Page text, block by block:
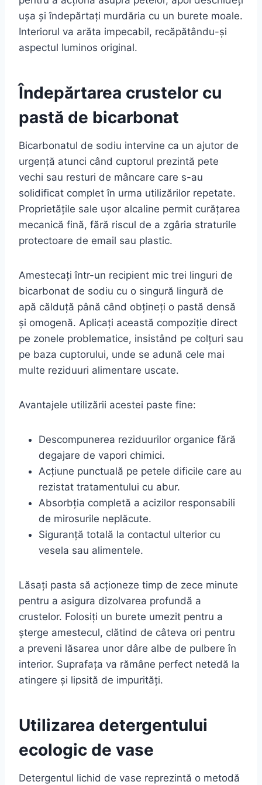
ușa și îndepărtați murdăria cu un burete moale.
Interiorul va arăta impecabil, recăpătându-și
aspectul luminos original.
Îndepărtarea crustelor cu
pastă de bicarbonat
Bicarbonatul de sodiu intervine ca un ajutor de
urgență atunci când cuptorul prezintă pete
vechi sau resturi de mâncare care s-au
solidificat complet în urma utilizărilor repetate.
Proprietățile sale ușor alcaline permit curățarea
mecanică fină, fără riscul de a zgâria straturile
protectoare de email sau plastic.
Amestecați într-un recipient mic trei linguri de
bicarbonat de sodiu cu o singură lingură de
apă călduță până când obțineți o pastă densă
și omogenă. Aplicați această compoziție direct
pe zonele problematice, insistând pe colțuri sau
pe baza cuptorului, unde se adună cele mai
multe reziduuri alimentare uscate.
Avantajele utilizării acestei paste fine:
Descompunerea reziduurilor organice fără
degajare de vapori chimici.
Acțiune punctuală pe petele dificile care au
rezistat tratamentului cu abur.
Absorbția completă a acizilor responsabili
de mirosurile neplăcute.
Siguranță totală la contactul ulterior cu
vesela sau alimentele.
Lăsați pasta să acționeze timp de zece minute
pentru a asigura dizolvarea profundă a
crustelor. Folosiți un burete umezit pentru a
șterge amestecul, clătind de câteva ori pentru
a preveni lăsarea unor dâre albe de pulbere în
interior. Suprafața va rămâne perfect netedă la
atingere și lipsită de impurități.
Utilizarea detergentului
ecologic de vase
Detergentul lichid de vase reprezintă o metodă